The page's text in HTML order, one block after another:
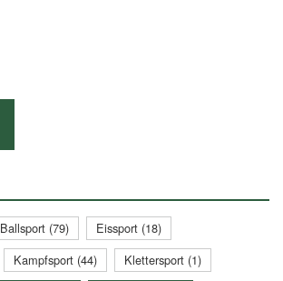
Ballsport (79)
Eissport (18)
Kampfsport (44)
Klettersport (1)